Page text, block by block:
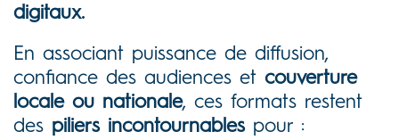
digitaux.
En associant puissance de diffusion,
confiance des audiences et couverture
locale ou nationale, ces formats restent
des piliers incontournablespour :